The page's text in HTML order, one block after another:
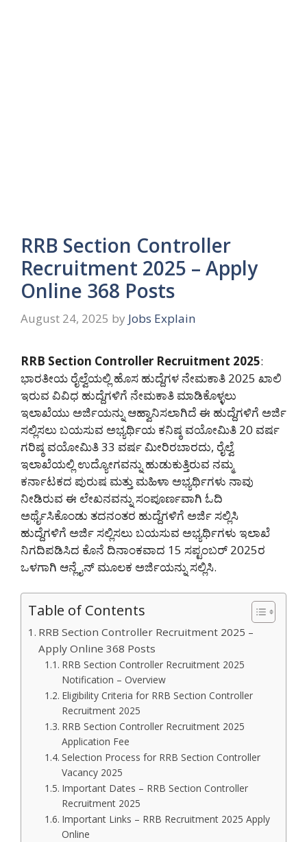
RRB Section Controller
Recruitment 2025 – Apply
Online 368 Posts
August 24, 2025 by Jobs Explain
RRB Section Controller Recruitment 2025:
ಭಾರತೀಯ ರೈಲ್ವೆಯಲ್ಲಿ ಹೊಸ ಹುದ್ದೆಗಳ ನೇಮಕಾತಿ 2025 ಖಾಲಿ
ಇರುವ ವಿವಿಧ ಹುದ್ದೆಗಳಿಗೆ ನೇಮಕಾತಿ ಮಾಡಿಕೊಳ್ಳಲು
ಇಲಾಖೆಯು ಅರ್ಜಿಯನ್ನು ಆಹ್ವಾನಿಸಲಾಗಿದೆ ಈ ಹುದ್ದೆಗಳಿಗೆ ಅರ್ಜಿ
ಸಲ್ಲಿಸಲು ಬಯಸುವ ಅಭ್ಯರ್ಥಿಯ ಕನಿಷ್ಠ ವಯೋಮಿತಿ 20 ವರ್ಷ
ಗರಿಷ್ಠ ವಯೋಮಿತಿ 33 ವರ್ಷ ಮೀರಿರಬಾರದು, ರೈಲ್ವೆ
ಇಲಾಖೆಯಲ್ಲಿ ಉದ್ಯೋಗವನ್ನು ಹುಡುಕುತ್ತಿರುವ ನಮ್ಮ
ಕರ್ನಾಟಕದ ಪುರುಷ ಮತ್ತು ಮಹಿಳಾ ಅಭ್ಯರ್ಥಿಗಳು ನಾವು
ನೀಡಿರುವ ಈ ಲೇಖನವನ್ನು ಸಂಪೂರ್ಣವಾಗಿ ಓದಿ
ಅರ್ಥೈಸಿಕೊಂಡು ತದನಂತರ ಹುದ್ದೆಗಳಿಗೆ ಅರ್ಜಿ ಸಲ್ಲಿಸಿ
ಹುದ್ದೆಗಳಿಗೆ ಅರ್ಜಿ ಸಲ್ಲಿಸಲು ಬಯಸುವ ಅಭ್ಯರ್ಥಿಗಳು ಇಲಾಖೆ
ನಿಗದಿಪಡಿಸಿದ ಕೊನೆ ದಿನಾಂಕವಾದ 15 ಸಪ್ಟಂಬರ್ 2025ರ
ಒಳಗಾಗಿ ಆನ್ಲೈನ್ ಮೂಲಕ ಅರ್ಜಿಯನ್ನು ಸಲ್ಲಿಸಿ.
Table of Contents
RRB Section Controller Recruitment 2025 –
Apply Online 368 Posts
RRB Section Controller Recruitment 2025
Notification – Overview
Eligibility Criteria for RRB Section Controller
Recruitment 2025
RRB Section Controller Recruitment 2025
Application Fee
Selection Process for RRB Section Controller
Vacancy 2025
Important Dates – RRB Section Controller
Recruitment 2025
Important Links – RRB Recruitment 2025 Apply
Online